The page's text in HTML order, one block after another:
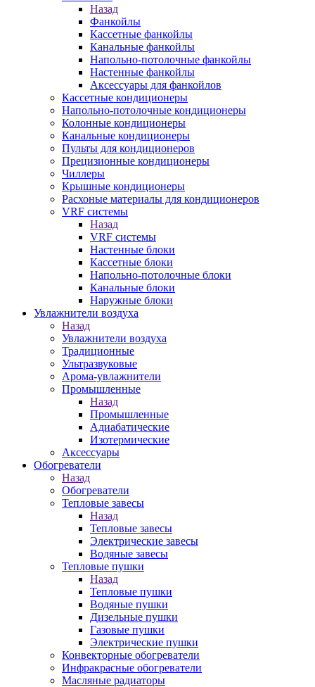
Назад
Фанкойлы
Кассетные фанкойлы
Канальные фанкойлы
Напольно-потолочные фанкойлы
Настенные фанкойлы
Аксессуары для фанкойлов
Кассетные кондиционеры
Напольно-потолочные кондиционеры
Колонные кондиционеры
Канальные кондиционеры
Пульты для кондиционеров
Прецизионные кондиционеры
Чиллеры
Крышные кондиционеры
Расхоные материалы для кондиционеров
VRF системы
Назад
VRF системы
Настенные блоки
Кассетные блоки
Напольно-потолочные блоки
Канальные блоки
Наружные блоки
Увлажнители воздуха
Назад
Увлажнители воздуха
Традиционные
Ультразвуковые
Арома-увлажнители
Промышленныe
Назад
Промышленныe
Адиабатические
Изотермические
Аксессуары
Обогреватели
Назад
Обогреватели
Тепловые завесы
Назад
Тепловые завесы
Электрические завесы
Водяные завесы
Тепловые пушки
Назад
Тепловые пушки
Водяные пушки
Дизельные пушки
Газовые пушки
Электрические пушки
Конвекторные обогреватели
Инфракрасные обогреватели
Масляные радиаторы